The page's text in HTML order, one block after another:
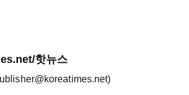
핫뉴스